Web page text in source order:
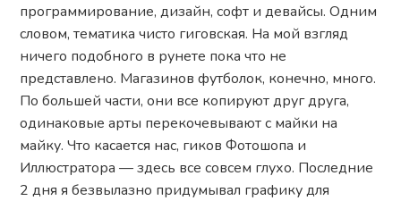
программирование, дизайн, софт и девайсы. Одним
словом, тематика чисто гиговская. На мой взгляд
ничего подобного в рунете пока что не
представлено. Магазинов футболок, конечно, много.
По большей части, они все копируют друг друга,
одинаковые арты перекочевывают с майки на
майку. Что касается нас, гиков Фотошопа и
Иллюстратора — здесь все совсем глухо. Последние
2 дня я безвылазно придумывал графику для